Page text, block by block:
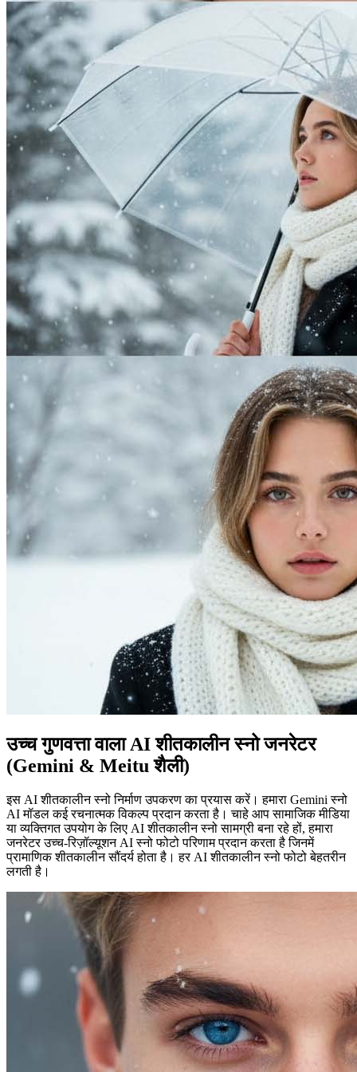
उच्च गुणवत्ता वाला AI शीतकालीन स्नो जनरेटर
(Gemini & Meitu शैली)
इस AI शीतकालीन स्नो निर्माण उपकरण का प्रयास करें। हमारा Gemini स्नो
AI मॉडल कई रचनात्मक विकल्प प्रदान करता है। चाहे आप सामाजिक मीडिया
या व्यक्तिगत उपयोग के लिए AI शीतकालीन स्नो सामग्री बना रहे हों, हमारा
जनरेटर उच्च-रिज़ॉल्यूशन AI स्नो फोटो परिणाम प्रदान करता है जिनमें
प्रामाणिक शीतकालीन सौंदर्य होता है। हर AI शीतकालीन स्नो फोटो बेहतरीन
लगती है।